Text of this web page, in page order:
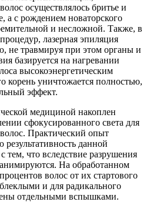
осуществлялось бритье и
а с рождением новаторского
и несложной. Также, в
лазерная эпиляция
не травмируя при этом органы и
базируется на нагревании
высокоэнергетическим
корень уничтожается полностью,
эффект.
медициной накоплен
сфокусированного света для
Практический опыт
результативность данной
тем, что вследствие разрушения
На обработанном
волос от их стартового
и для радикального
отдельными вспышками.